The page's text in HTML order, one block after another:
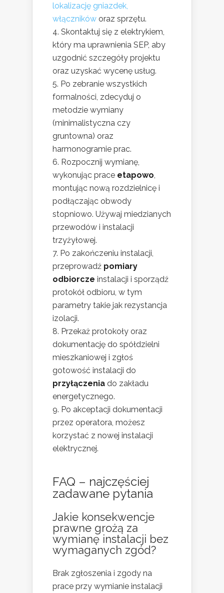
lokalizację gniazdek,
włączników oraz sprzętu.
Skontaktuj się z elektrykiem,
który ma uprawnienia SEP, aby
uzgodnić szczegóły projektu
oraz uzyskać wycenę usług.
Po zebranie wszystkich
formalności, zdecyduj o
metodzie wymiany
(minimalistyczna czy
gruntowna) oraz
harmonogramie prac.
Rozpocznij wymianę,
wykonując prace etapowo
montując nową rozdzielnicę i
podłączając obwody
stopniowo. Używaj miedzianych
przewodów i instalacji
trzyżyłowej.
Po zakończeniu instalacji,
przeprowadź pomiary
odbiorcze instalacji i sporządź
protokół odbioru, w tym
parametry takie jak rezystancja
izolacji.
Przekaż protokoły oraz
dokumentację do spółdzielni
mieszkaniowej i zgłoś
gotowość instalacji do
przyłączenia do zakładu
energetycznego.
Po akceptacji dokumentacji
przez operatora, możesz
korzystać z nowej instalacji
elektrycznej.
FAQ – najczęściej
zadawane pytania
Jakie konsekwencje
prawne grożą za
wymianę instalacji bez
wymaganych zgód?
Brak zgłoszenia i zgody na
prace przy wymianie instalacji